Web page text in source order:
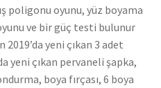
poligonu oyunu, yüz boyama
ve bir güç testi bulunur
yeni çıkan 3 adet
yeni çıkan pervaneli şapka,
boya fırçası, 6 boya